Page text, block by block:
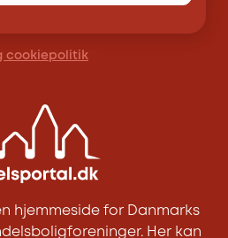
cookiepolitik
hjemmeside for Danmarks
Her kan